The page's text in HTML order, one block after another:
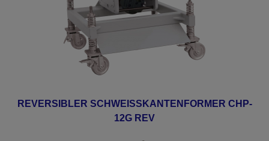
REVERSIBLER SCHWEISSKANTENFORMER CHP-
12G REV